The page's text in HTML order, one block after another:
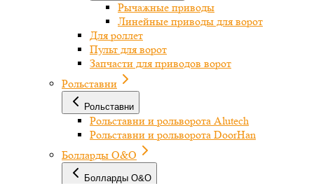
Рычажные приводы
Линейные приводы для ворот
Для роллет
Пульт для ворот
Запчасти для приводов ворот
Рольставни
Рольставни
Рольставни и рольворота Alutech
Рольставни и рольворота DoorHan
Болларды O&O
Болларды O&O